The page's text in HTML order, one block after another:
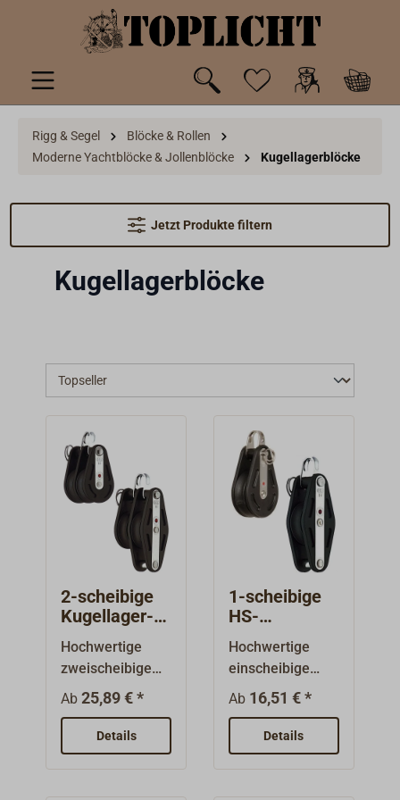
springen
Rigg & Segel
Blöcke & Rollen
Moderne Yachtblöcke & Jollenblöcke
Kugellagerblöcke
Jetzt Produkte filtern
Kugellagerblöcke
2-scheibige
Kugellager-
Blöcke von
SPRENGER
Hochwertige
zweischeibige
Kugellager-
Blöcke des
Markenherstelle
rs HERM.
Ab25,89 € *
Details
1-scheibige
HS-
Kugellager-
Blöcke von
SPRENGER
Hochwertige
einscheibige
Kugellager-
Blöcke des
Markenherstelle
rs HERM.
Ab 16,51 € *
Details